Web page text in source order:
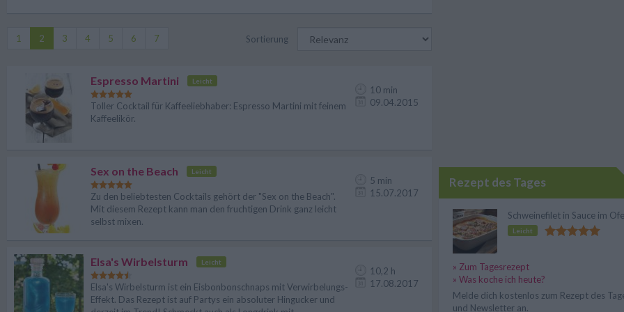
1 2 3 4 5 6 7 Sortierung
Espresso Martini Leicht
Toller Cocktail für Kaffeeliebhaber: Espresso Martini mit feinem
Kaffeelikör.
10 min
09.04.2015
Sex on the Beach Leicht
Zu den beliebtesten Cocktails gehört der "Sex on the Beach".
Mit diesem Rezept kann man den fruchtigen Drink ganz leicht
selbst mixen.
5 min
15.07.2017
Elsa's Wirbelsturm Leicht
Elsa's Wirbelsturm ist ein Eisbonbonschnaps mit Verwirbelungs-
Effekt. Das Rezept ist auf Partys ein absoluter Hingucker und
10,2 h
17.08.2017
Rezept des Tages
Schweinefilet in Sauce im
Leicht
» Zum Tagesrezept
» Was koche ich heute?
Melde dich kostenlos zum Rezept des
und Newsletter an.